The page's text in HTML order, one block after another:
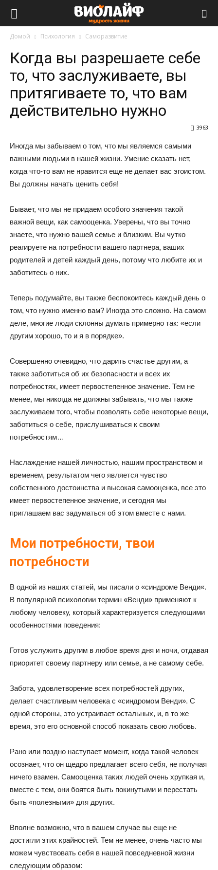
Домой Психология Саморазвитие
Когда вы разрешаете себе
то, что заслуживаете, вы
притягиваете то, что вам
действительно нужно
3963
Иногда мы забываем о том, что мы являемся самыми
важными людьми в нашей жизни. Умение сказать нет,
когда что-то вам не нравится еще не делает вас эгоистом.
Вы должны начать ценить себя!
Бывает, что мы не придаем особого значения такой
важной вещи, как самооценка. Уверены, что вы точно
знаете, что нужно вашей семье и близким. Вы чутко
реагируете на потребности вашего партнера, ваших
родителей и детей каждый день, потому что любите их и
заботитесь о них.
Теперь подумайте, вы также беспокоитесь каждый день о
том, что нужно именно вам? Иногда это сложно. На самом
деле, многие люди склонны думать примерно так: «если
другим хорошо, то и я в порядке».
Совершенно очевидно, что дарить счастье другим, а
также заботиться об их безопасности и всех их
потребностях, имеет первостепенное значение. Тем не
менее, мы никогда не должны забывать, что мы также
заслуживаем того, чтобы позволять себе некоторые вещи,
заботиться о себе, прислушиваться к своим
потребностям…
Наслаждение нашей личностью, нашим пространством и
временем, результатом чего является чувство
собственного достоинства и высокая самооценка, все это
имеет первостепенное значение, и сегодня мы
приглашаем вас задуматься об этом вместе с нами.
Мои потребности, твои
потребности
В одной из наших статей, мы писали о «синдроме Венди«.
В популярной психологии термин «Венди» применяют к
любому человеку, который характеризуется следующими
особенностями поведения:
Готов услужить другим в любое время дня и ночи, отдавая
приоритет своему партнеру или семье, а не самому себе.
Забота, удовлетворение всех потребностей других,
делает счастливым человека с «синдромом Венди». С
одной стороны, это устраивает остальных, и, в то же
время, это его основной способ показать свою любовь.
Рано или поздно наступает момент, когда такой человек
осознает, что он щедро предлагает всего себя, не получая
ничего взамен. Самооценка таких людей очень хрупкая и,
вместе с тем, они боятся быть покинутыми и перестать
быть «полезными» для других.
Вполне возможно, что в вашем случае вы еще не
достигли этих крайностей. Тем не менее, очень часто мы
можем чувствовать себя в нашей повседневной жизни
следующим образом: